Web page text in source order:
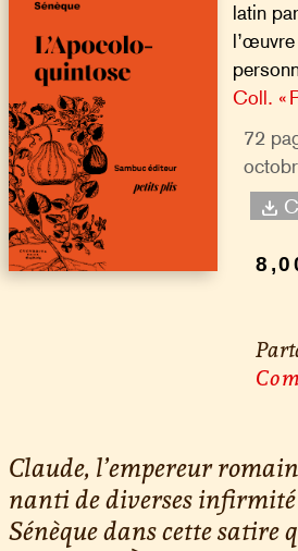
latin
Coll. «
72
Claude, l’empereur
nanti de diverses
Sénèque dans cette satire